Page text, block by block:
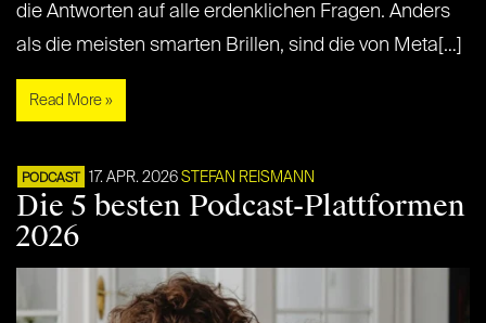
die Antworten auf alle erdenklichen Fragen. Anders
als die meisten smarten Brillen, sind die von Meta[…]
Read More »
PODCAST 17. APR. 2026 STEFAN REISMANN
Die 5 besten Podcast-Plattformen
2026